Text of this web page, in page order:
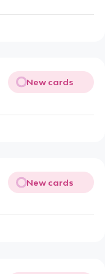
New cards
New cards